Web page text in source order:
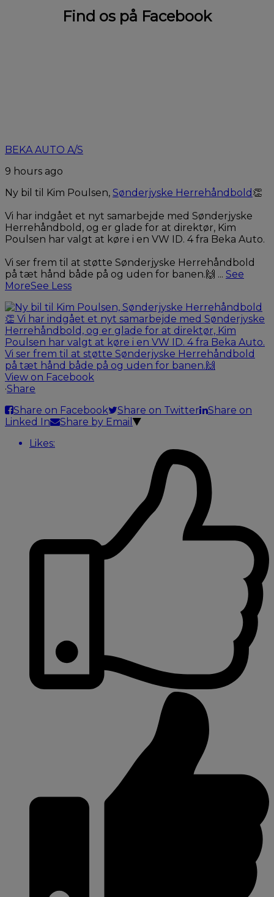
Find os på Facebook
BEKA AUTO A/S
9 hours ago
Ny bil til Kim Poulsen, Sønderjyske Herrehåndbold 👏
Vi har indgået et nyt samarbejde med Sønderjyske
Herrehåndbold, og er glade for at direktør, Kim
Poulsen har valgt at køre i en VW ID. 4 fra Beka Auto.
Vi ser frem til at støtte Sønderjyske Herrehåndbold
på tæt hånd både på og uden for banen.🙌 ... See
MoreSee Less
View on Facebook
·Share
Share on Facebook
Share on Twitter
Share on
Linked In
Share by Email
Likes: